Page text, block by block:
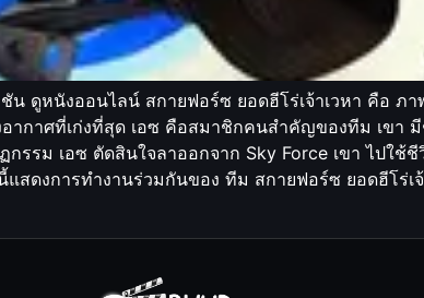
น ดูหนังออนไลน์ สกายฟอร์ซ ยอดฮีโร่เจ้าเวหา คือ ภ
ากาศที่เก่งที่สุด เอซ คือสมาชิกคนสำคัญของทีม เขา
รม เอซ ตัดสินใจลาออกจาก Sky Force เขา ไปใช้
สดงการทำงานร่วมกันของ ทีม สกายฟอร์ซ ยอดฮีโร่เ